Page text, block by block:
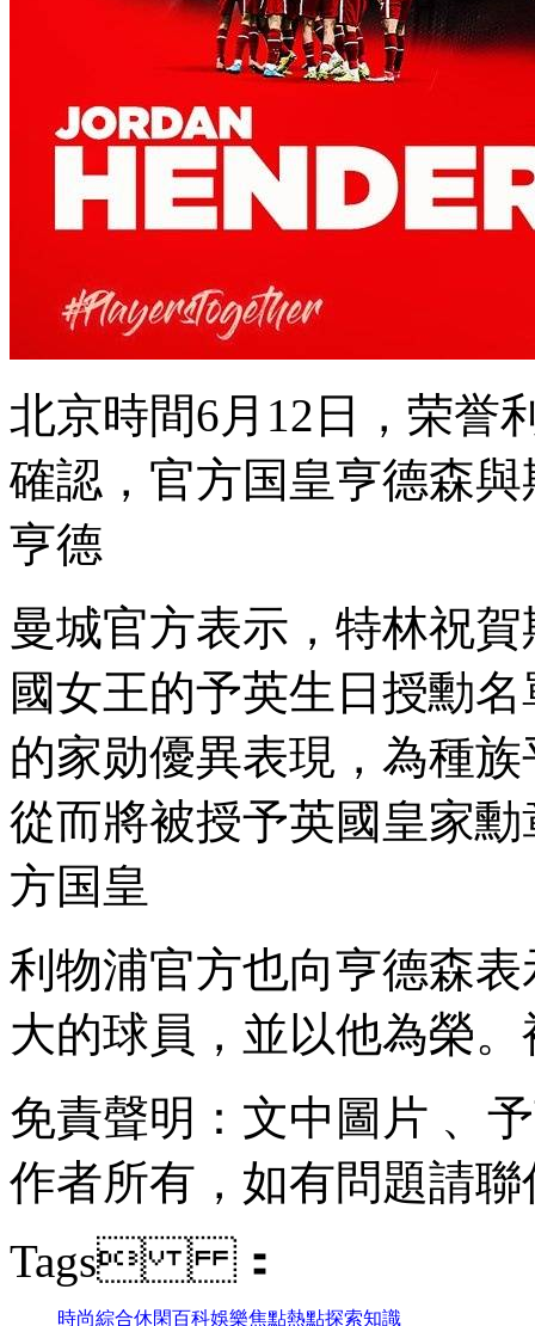
北京時間6月12日，荣
確認，官方国皇亨德森與
亨德
曼城官方表示，特林
國女王的予英生日授勳名
的家勋優異表現，為種
從而將被授予英國皇家勳章
方国皇
利物浦官方也向亨德森表
大的球員，並以他為榮 
免責聲明：文中圖片 
作者所有 ，如有問題請聯係
Tags ：
時尚綜合休閑百科娛樂焦點熱點探索知識